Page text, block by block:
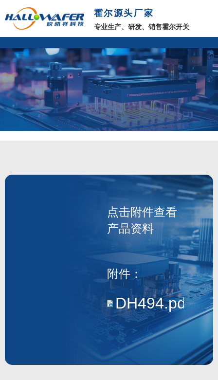
霍尔源头厂家
专业生产、研发、销售霍尔开关
点击附件查看
产品资料
附件：
DH494.pdf